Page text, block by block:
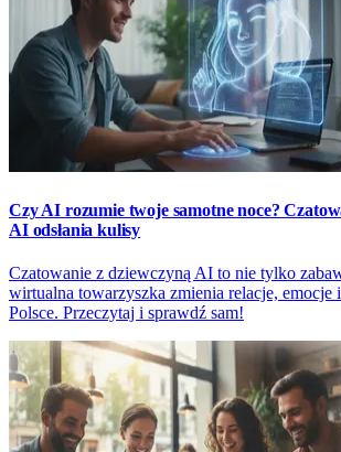
Czy AI rozumie twoje samotne noce?
AI odsłania kulisy
Czatowanie z dziewczyną AI to nie tylko
wirtualna towarzyszka zmienia relacje, emocje
Polsce. Przeczytaj i sprawdź sam!